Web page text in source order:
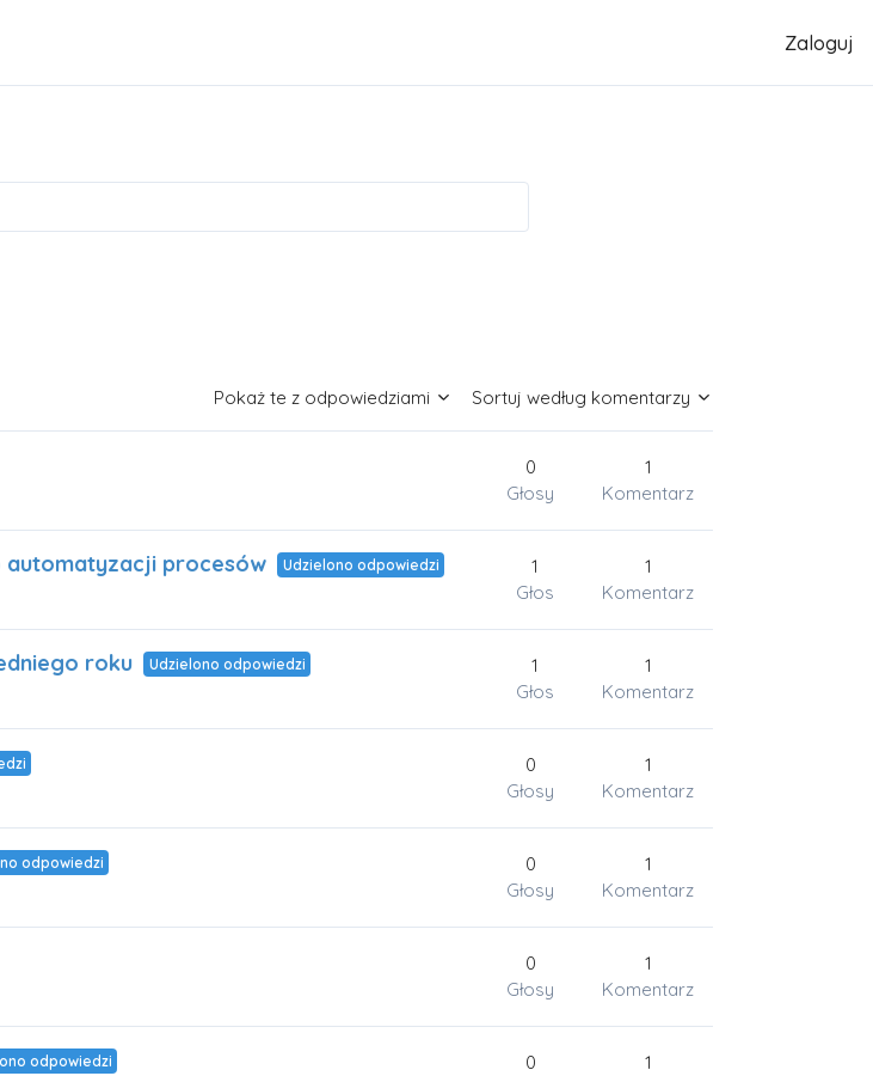
Zaloguj
Pokaż te z odpowiedziami Sortuj według komentarzy
0
Głosy
1
Komentarz
procesów Udzielono odpowiedzi
1
Głos
1
Komentarz
roku Udzielono odpowiedzi
1
Głos
1
Komentarz
0
Głosy
1
Komentarz
odpowiedzi
0
Głosy
1
Komentarz
0
Głosy
1
Komentarz
odpowiedzi
0
1